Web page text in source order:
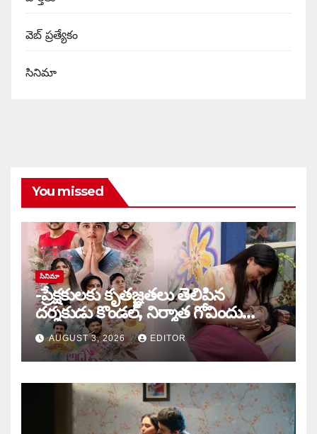
వెబ్ ప్రత్యేకం
సినిమా
You missed
సినిమా
-ప్రేక్షకులకు కృతజ్ఞతలు తెలిపిన
దర్శకుడు కొండల్, నిర్మాత గోవిందు
కాండ్రేగుల
AUGUST 3, 2026 EDITOR